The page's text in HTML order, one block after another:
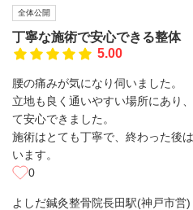
全体公開
丁寧な施術で安心できる整体
5.00
腰の痛みが気になり伺いました。
立地も良く通いやすい場所にあり
て安心できました。
施術はとても丁寧で、終わった後
います。
0
よしだ鍼灸整骨院長田駅(神戸市営)